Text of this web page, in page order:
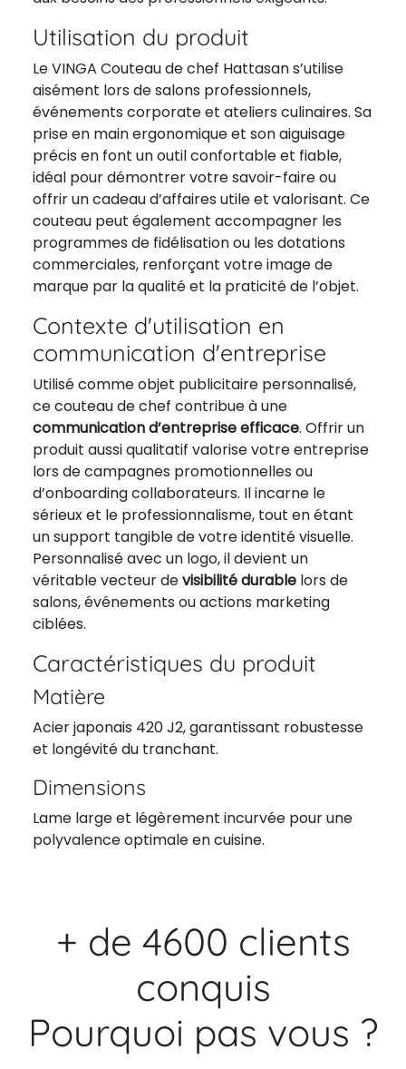
Utilisation du produit
Le VINGA Couteau de chef Hattasan s’utilise
aisément lors de salons professionnels,
événements corporate et ateliers culinaires. Sa
prise en main ergonomique et son aiguisage
précis en font un outil confortable et fiable,
idéal pour démontrer votre savoir-faire ou
offrir un cadeau d’affaires utile et valorisant. Ce
couteau peut également accompagner les
programmes de fidélisation ou les dotations
commerciales, renforçant votre image de
marque par la qualité et la praticité de l’objet.
Contexte d'utilisation en
communication d'entreprise
Utilisé comme objet publicitaire personnalisé,
ce couteau de chef contribue à une
communication d’entreprise efficace. Offrir un
produit aussi qualitatif valorise votre entreprise
lors de campagnes promotionnelles ou
d’onboarding collaborateurs. Il incarne le
sérieux et le professionnalisme, tout en étant
un support tangible de votre identité visuelle.
Personnalisé avec un logo, il devient un
véritable vecteur devisibilité durable lors de
salons, événements ou actions marketing
ciblées.
Caractéristiques du produit
Matière
Acier japonais 420 J2, garantissant robustesse
et longévité du tranchant.
Dimensions
Lame large et légèrement incurvée pour une
polyvalence optimale en cuisine.
+ de 4600 clients
conquis
Pourquoi pas vous ?